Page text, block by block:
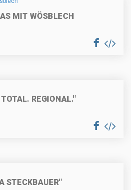
MIT WÖSBLECH
REGIONAL."
STECKBAUER"